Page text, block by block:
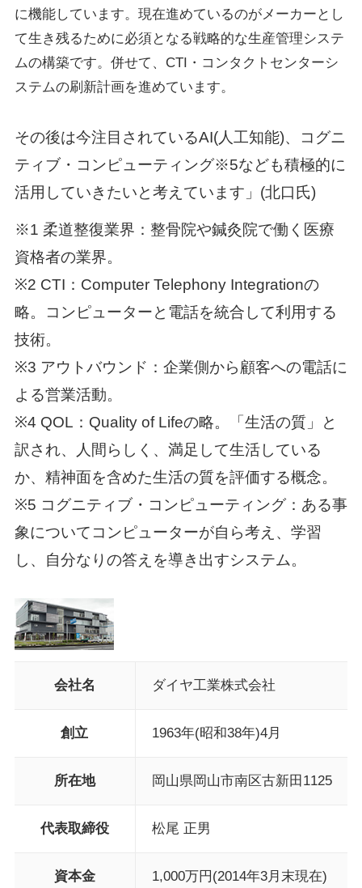
に機能しています。現在進めているのがメーカーとし
て生き残るために必須となる戦略的な生産管理システ
ムの構築です。併せて、CTI・コンタクトセンターシ
ステムの刷新計画を進めています。
その後は今注目されているAI(人工知能)、コグニ
ティブ・コンピューティング※5なども積極的に
活用していきたいと考えています」(北口氏)
※1 柔道整復業界：整骨院や鍼灸院で働く医療
資格者の業界。
※2 CTI：Computer Telephony Integrationの
略。コンピューターと電話を統合して利用する
技術。
※3 アウトバウンド：企業側から顧客への電話に
よる営業活動。
※4 QOL：Quality of Lifeの略。「生活の質」と
訳され、人間らしく、満足して生活している
か、精神面を含めた生活の質を評価する概念。
※5 コグニティブ・コンピューティング：ある事
象についてコンピューターが自ら考え、学習
し、自分なりの答えを導き出すシステム。
会社名 ダイヤ工業株式会社
創立 1963年(昭和38年)4月
所在地 岡山県岡山市南区古新田1125
代表取締役 松尾 正男
資本金 1,000万円(2014年3月末現在)